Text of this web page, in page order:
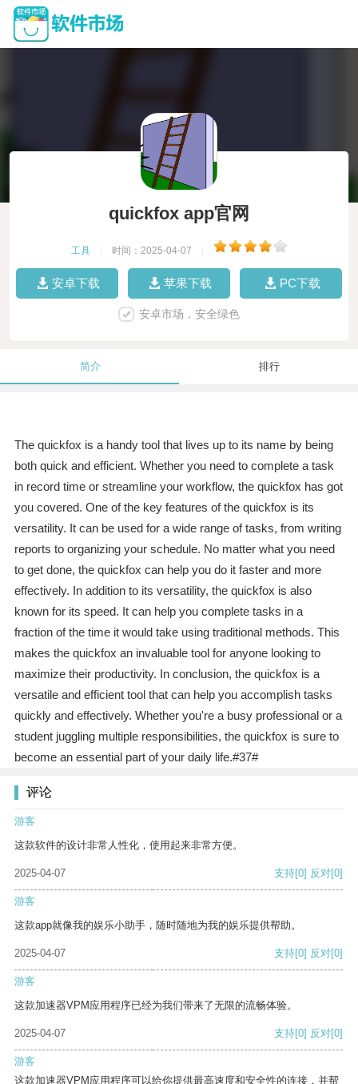
quickfox app官网
工具 时间：2025-04-07
安卓下载 苹果下载 PC下载
安卓市场，安全绿色
简介 排行
The quickfox is a handy tool that lives up to its name by being
both quick and efficient. Whether you need to complete a task
in record time or streamline your workflow, the quickfox has got
you covered. One of the key features of the quickfox is its
versatility. It can be used for a wide range of tasks, from writing
reports to organizing your schedule. No matter what you need
to get done, the quickfox can help you do it faster and more
effectively. In addition to its versatility, the quickfox is also
known for its speed. It can help you complete tasks in a
fraction of the time it would take using traditional methods. This
makes the quickfox an invaluable tool for anyone looking to
maximize their productivity. In conclusion, the quickfox is a
versatile and efficient tool that can help you accomplish tasks
quickly and effectively. Whether you're a busy professional or a
student juggling multiple responsibilities, the quickfox is sure to
become an essential part of your daily life.#37#
评论
游客
这款软件的设计非常人性化，使用起来非常方便。
2025-04-07 支持[0] 反对[0]
游客
这款app就像我的娱乐小助手，随时随地为我的娱乐提供帮助。
2025-04-07 支持[0] 反对[0]
游客
这款加速器VPM应用程序已经为我们带来了无限的流畅体验。
2025-04-07 支持[0] 反对[0]
游客
这款加速器VPM应用程序可以给你提供最高速度和安全性的连接，并帮